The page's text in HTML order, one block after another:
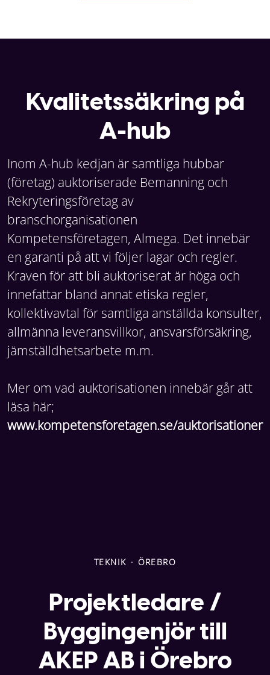
Kvalitetssäkring på
A-hub
Inom A-hub kedjan är samtliga hubbar
(företag) auktoriserade Bemanning och
Rekryteringsföretag av
branschorganisationen
Kompetensföretagen, Almega. Det innebär
en garanti på att vi följer lagar och regler.
Kraven för att bli auktoriserat är höga och
innefattar bland annat etiska regler,
kollektivavtal för samtliga anställda konsulter,
allmänna leveransvillkor, ansvarsförsäkring,
jämställdhetsarbete m.m.
Mer om vad auktorisationen innebär går att
läsa här;
www.kompetensforetagen.se/auktorisationer
TEKNIK · ÖREBRO
Projektledare /
Byggingenjör till
AKEP AB i Örebro